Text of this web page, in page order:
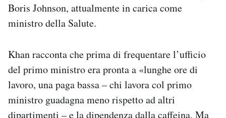
Boris Johnson, attualmente in carica come
ministro della Salute.
Khan racconta che prima di frequentare l’ufficio
del primo ministro era pronta a «lunghe ore di
lavoro, una paga bassa – chi lavora col primo
ministro guadagna meno rispetto ad altri
dipartimenti – e la dipendenza dalla caffeina. Ma